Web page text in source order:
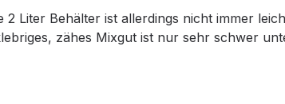
Liter Behälter ist allerdings nicht immer
zähes Mixgut ist nur sehr schwer